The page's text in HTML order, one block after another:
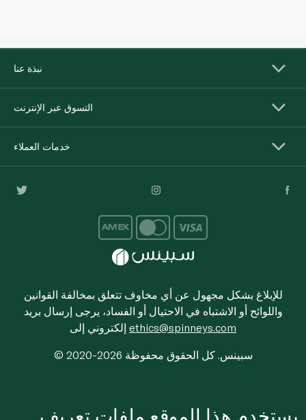
نبذة عنا
التسوق عبر الإنترنت
خدمات العملاء
للإبلاغ بشكل مجهول عن أي مخاوف تتعلق بمخالفة القوانين
واللوائح أو الاشتباه في الاحتيال أو الفساد، يرجى إرسال بريد
ethics@spinneys.com
© 2020-2026 سبينس. كل الحقوق محفوظة
يستخدم هذا الموقع ملفات تعريف